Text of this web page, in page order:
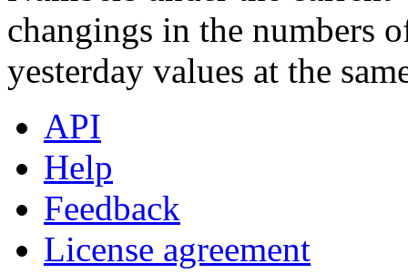
changings in the numbers
yesterday values at the
API
Help
Feedback
License agreement